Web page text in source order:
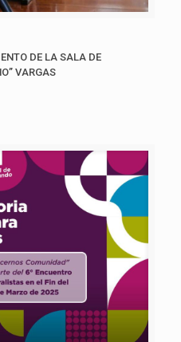
DE LA SALA DE
VARGAS